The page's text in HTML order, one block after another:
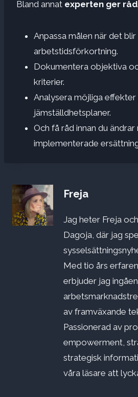
Bland annat experten ger
Anpassa målen när det blir
arbetstidsförkortning.
Dokumentera objektiva
kriterier.
Analysera möjliga effekter
jämställdhetsplaner.
Och få råd innan du ändrar
implementerade
Freja
Jag heter Freja
Dagoja, där jag
Med tio års
erbjuder jag
av framväxande
Passionerad av
empowerment,
strategisk
våra läsare att